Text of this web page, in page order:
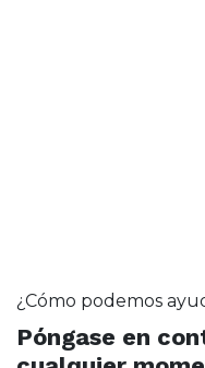
¿Cómo podemos
Póngase en